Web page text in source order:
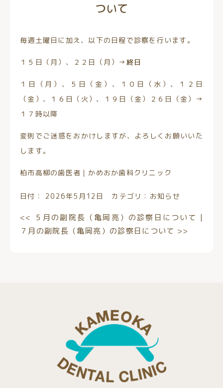
ついて
毎週土曜日に加え、以下の日程で診察を行います。
１５日（月）、２２日（月）→ 終日
１日（月）、５日（金）、１０日（水）、１２日
（金）、１６日（火）、１９日（金）２６日（金）→
１７時以降
変則でご迷惑をおかけしますが、よろしくお願いいた
します。
柏市高柳の歯医者｜かめおか歯科クリニック
日付： 2026年5月12日 カテゴリ： お知らせ
<< ５月の副院長（亀岡亮）の診察日について |
７月の副院長（亀岡亮）の診察日について >>